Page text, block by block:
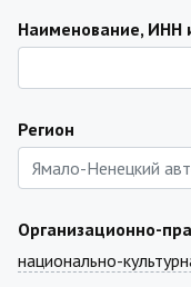
Наименование, ИНН
Регион
Организационно-
национально-